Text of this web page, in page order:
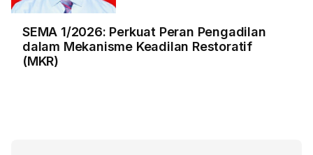
SEMA 1/2026: Perkuat Peran Pengadilan
dalam Mekanisme Keadilan Restoratif
(MKR)